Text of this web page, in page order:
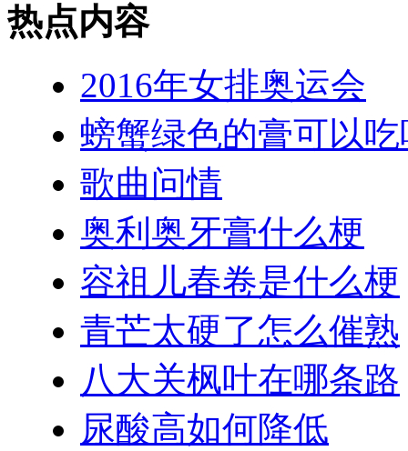
热点内容
2016年女排奥运会
螃蟹绿色的膏可以吃
歌曲问情
奥利奥牙膏什么梗
容祖儿春卷是什么梗
青芒太硬了怎么催熟
八大关枫叶在哪条路
尿酸高如何降低